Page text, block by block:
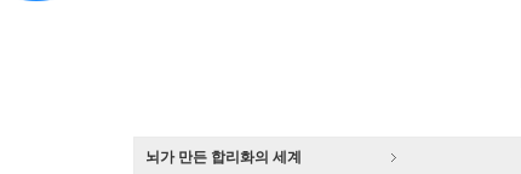
뇌가 만든 합리화의 세계